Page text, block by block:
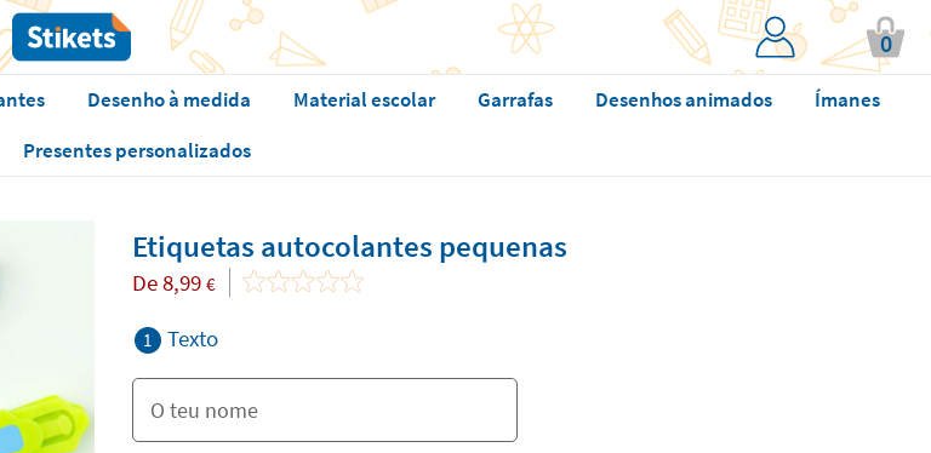
0
Desenho à medida Material escolar Garrafas Desenhos animados
Ímanes
Presentes personalizados
Etiquetas autocolantes pequenas
De8,99 €
1 Texto